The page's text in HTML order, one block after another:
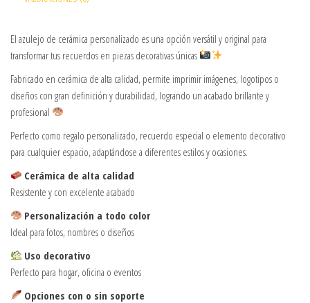
El azulejo de cerámica personalizado es una opción versátil y original para
transformar tus recuerdos en piezas decorativas únicas
Fabricado en cerámica de alta calidad, permite imprimir imágenes, logotipos o
diseños con gran definición y durabilidad, logrando un acabado brillante y
profesional
Perfecto como regalo personalizado, recuerdo especial o elemento decorativo
para cualquier espacio, adaptándose a diferentes estilos y ocasiones.
Cerámica de alta calidad
Resistente y con excelente acabado
Personalización a todo color
Ideal para fotos, nombres o diseños
Uso decorativo
Perfecto para hogar, oficina o eventos
Opciones con o sin soporte